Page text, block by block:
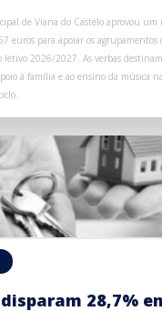
de Viana do Castelo aprovou
euros para apoiar os agrupamentos
letivo 2026/2027. As verbas
à família e ao ensino da música
28,7%